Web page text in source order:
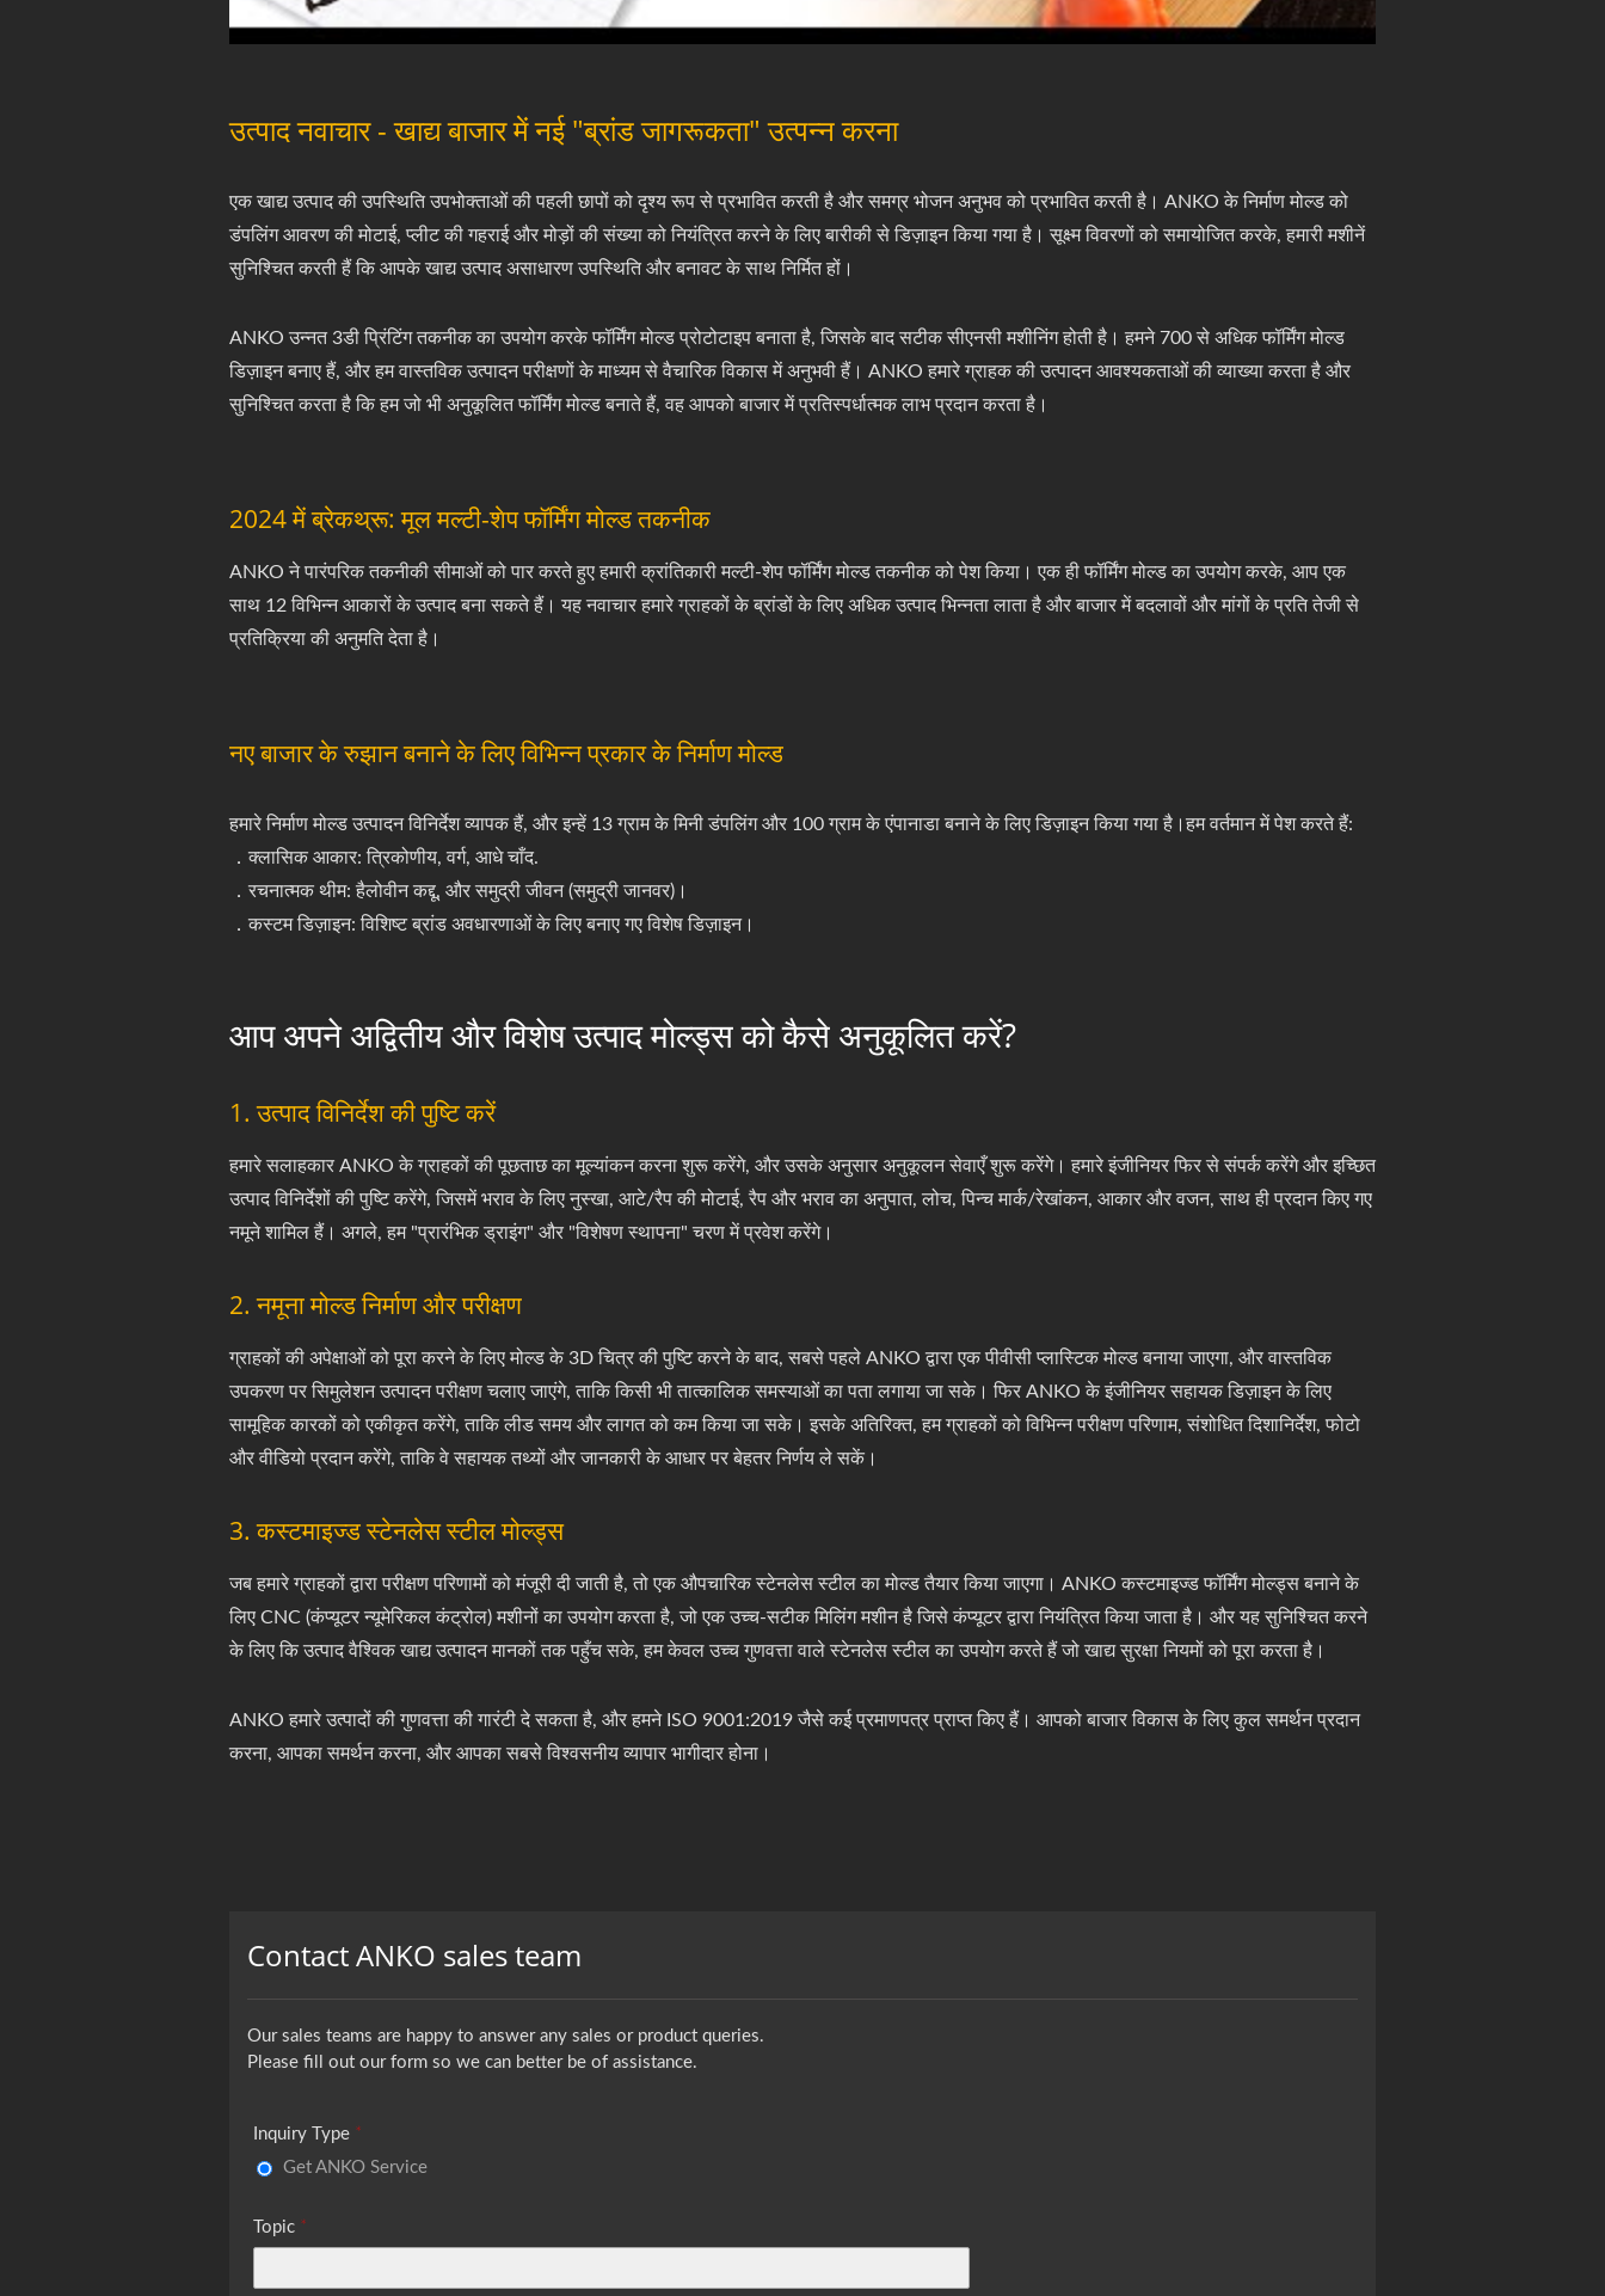
उत्पाद नवाचार - खाद्य बाजार में नई "ब्रांड जागरूकता" उत्पन्न करना
एक खाद्य उत्पाद की उपस्थिति उपभोक्ताओं की पहली छापों को दृश्य रूप से प्रभावित करती है और समग्र भोजन अनुभव को प्रभावित करती है। ANKO के निर्माण मोल्ड को
डंपलिंग आवरण की मोटाई, प्लीट की गहराई और मोड़ों की संख्या को नियंत्रित करने के लिए बारीकी से डिज़ाइन किया गया है। सूक्ष्म विवरणों को समायोजित करके, हमारी मशीनें
सुनिश्चित करती हैं कि आपके खाद्य उत्पाद असाधारण उपस्थिति और बनावट के साथ निर्मित हों।
ANKO उन्नत 3डी प्रिंटिंग तकनीक का उपयोग करके फॉर्मिंग मोल्ड प्रोटोटाइप बनाता है, जिसके बाद सटीक सीएनसी मशीनिंग होती है। हमने 700 से अधिक फॉर्मिंग मोल्ड
डिज़ाइन बनाए हैं, और हम वास्तविक उत्पादन परीक्षणों के माध्यम से वैचारिक विकास में अनुभवी हैं। ANKO हमारे ग्राहक की उत्पादन आवश्यकताओं की व्याख्या करता है और
सुनिश्चित करता है कि हम जो भी अनुकूलित फॉर्मिंग मोल्ड बनाते हैं, वह आपको बाजार में प्रतिस्पर्धात्मक लाभ प्रदान करता है।
2024 में ब्रेकथ्रू: मूल मल्टी-शेप फॉर्मिंग मोल्ड तकनीक
ANKO ने पारंपरिक तकनीकी सीमाओं को पार करते हुए हमारी क्रांतिकारी मल्टी-शेप फॉर्मिंग मोल्ड तकनीक को पेश किया। एक ही फॉर्मिंग मोल्ड का उपयोग करके, आप एक
साथ 12 विभिन्न आकारों के उत्पाद बना सकते हैं। यह नवाचार हमारे ग्राहकों के ब्रांडों के लिए अधिक उत्पाद भिन्नता लाता है और बाजार में बदलावों और मांगों के प्रति तेजी से
प्रतिक्रिया की अनुमति देता है।
नए बाजार के रुझान बनाने के लिए विभिन्न प्रकार के निर्माण मोल्ड
हमारे निर्माण मोल्ड उत्पादन विनिर्देश व्यापक हैं, और इन्हें 13 ग्राम के मिनी डंपलिंग और 100 ग्राम के एंपानाडा बनाने के लिए डिज़ाइन किया गया है।हम वर्तमान में पेश करते हैं:
．क्लासिक आकार: त्रिकोणीय, वर्ग, आधे चाँद.
．रचनात्मक थीम: हैलोवीन कद्दू, और समुद्री जीवन (समुद्री जानवर)।
．कस्टम डिज़ाइन: विशिष्ट ब्रांड अवधारणाओं के लिए बनाए गए विशेष डिज़ाइन।
आप अपने अद्वितीय और विशेष उत्पाद मोल्ड्स को कैसे अनुकूलित करें?
1. उत्पाद विनिर्देश की पुष्टि करें
हमारे सलाहकार ANKO के ग्राहकों की पूछताछ का मूल्यांकन करना शुरू करेंगे, और उसके अनुसार अनुकूलन सेवाएँ शुरू करेंगे। हमारे इंजीनियर फिर से संपर्क करेंगे और इच्छित
उत्पाद विनिर्देशों की पुष्टि करेंगे, जिसमें भराव के लिए नुस्खा, आटे/रैप की मोटाई, रैप और भराव का अनुपात, लोच, पिन्च मार्क/रेखांकन, आकार और वजन, साथ ही प्रदान किए गए
नमूने शामिल हैं। अगले, हम "प्रारंभिक ड्राइंग" और "विशेषण स्थापना" चरण में प्रवेश करेंगे।
2. नमूना मोल्ड निर्माण और परीक्षण
ग्राहकों की अपेक्षाओं को पूरा करने के लिए मोल्ड के 3D चित्र की पुष्टि करने के बाद, सबसे पहले ANKO द्वारा एक पीवीसी प्लास्टिक मोल्ड बनाया जाएगा, और वास्तविक
उपकरण पर सिमुलेशन उत्पादन परीक्षण चलाए जाएंगे, ताकि किसी भी तात्कालिक समस्याओं का पता लगाया जा सके। फिर ANKO के इंजीनियर सहायक डिज़ाइन के लिए
सामूहिक कारकों को एकीकृत करेंगे, ताकि लीड समय और लागत को कम किया जा सके। इसके अतिरिक्त, हम ग्राहकों को विभिन्न परीक्षण परिणाम, संशोधित दिशानिर्देश, फोटो
और वीडियो प्रदान करेंगे, ताकि वे सहायक तथ्यों और जानकारी के आधार पर बेहतर निर्णय ले सकें।
3. कस्टमाइज्ड स्टेनलेस स्टील मोल्ड्स
जब हमारे ग्राहकों द्वारा परीक्षण परिणामों को मंजूरी दी जाती है, तो एक औपचारिक स्टेनलेस स्टील का मोल्ड तैयार किया जाएगा। ANKO कस्टमाइज्ड फॉर्मिंग मोल्ड्स बनाने के
लिए CNC (कंप्यूटर न्यूमेरिकल कंट्रोल) मशीनों का उपयोग करता है, जो एक उच्च-सटीक मिलिंग मशीन है जिसे कंप्यूटर द्वारा नियंत्रित किया जाता है। और यह सुनिश्चित करने
के लिए कि उत्पाद वैश्विक खाद्य उत्पादन मानकों तक पहुँच सके, हम केवल उच्च गुणवत्ता वाले स्टेनलेस स्टील का उपयोग करते हैं जो खाद्य सुरक्षा नियमों को पूरा करता है।
ANKO हमारे उत्पादों की गुणवत्ता की गारंटी दे सकता है, और हमने ISO 9001:2019 जैसे कई प्रमाणपत्र प्राप्त किए हैं। आपको बाजार विकास के लिए कुल समर्थन प्रदान
करना, आपका समर्थन करना, और आपका सबसे विश्वसनीय व्यापार भागीदार होना।